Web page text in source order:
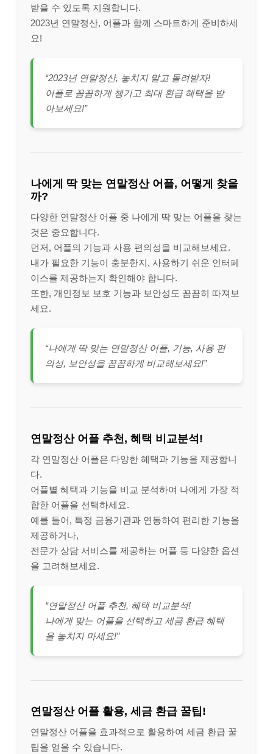
받을 수 있도록 지원합니다.
2023년 연말정산, 어플과 함께 스마트하게 준비하세
요!
“2023년 연말정산, 놓치지 말고 돌려받자!
어플로 꼼꼼하게 챙기고 최대 환급 혜택을 받
아보세요!”
나에게 딱 맞는 연말정산 어플, 어떻게 찾을
까?
다양한 연말정산 어플 중 나에게 딱 맞는 어플을 찾는
것은 중요합니다.
먼저, 어플의 기능과 사용 편의성을 비교해보세요.
내가 필요한 기능이 충분한지, 사용하기 쉬운 인터페
이스를 제공하는지 확인해야 합니다.
또한, 개인정보 보호 기능과 보안성도 꼼꼼히 따져보
세요.
“나에게 딱 맞는 연말정산 어플, 기능, 사용 편
의성, 보안성을 꼼꼼하게 비교해보세요!”
연말정산 어플 추천, 혜택 비교분석!
각 연말정산 어플은 다양한 혜택과 기능을 제공합니
다.
어플별 혜택과 기능을 비교 분석하여 나에게 가장 적
합한 어플을 선택하세요.
예를 들어, 특정 금융기관과 연동하여 편리한 기능을
제공하거나,
전문가 상담 서비스를 제공하는 어플 등 다양한 옵션
을 고려해보세요.
“연말정산 어플 추천, 혜택 비교분석!
나에게 맞는 어플을 선택하고 세금 환급 혜택
을 놓치지 마세요!”
연말정산 어플 활용, 세금 환급 꿀팁!
연말정산 어플을 효과적으로 활용하여 세금 환급 꿀
팁을 얻을 수 있습니다.